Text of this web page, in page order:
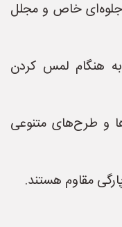
خاص و مجلل
هنگام لمس کردن
و طرح‌های متنوعی
مقاوم هستند.